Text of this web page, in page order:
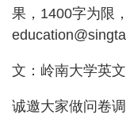
果，1400字为限
文：岭南大学英
诚邀大家做问卷